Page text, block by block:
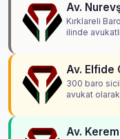
Av.
Kırklareli
ilinde
Av. Elfide
300 baro sicil
avukat
Av.